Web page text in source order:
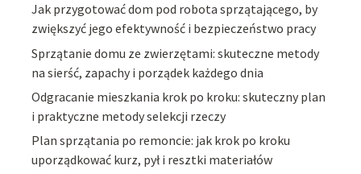
Jak przygotować dom pod robota sprzątającego, by
zwiększyć jego efektywność i bezpieczeństwo pracy
Sprzątanie domu ze zwierzętami: skuteczne metody
na sierść, zapachy i porządek każdego dnia
Odgracanie mieszkania krok po kroku: skuteczny plan
i praktyczne metody selekcji rzeczy
Plan sprzątania po remoncie: jak krok po kroku
uporządkować kurz, pył i resztki materiałów